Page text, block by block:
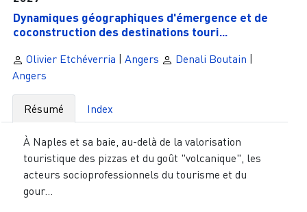
Dynamiques géographiques d'émergence et de
coconstruction des destinations touri...
Olivier Etchéverria Angers Denali Boutain
Angers
Résumé Index
À Naples et sa baie, au-delà de la valorisation
touristique des pizzas et du goût "volcanique", les
acteurs socioprofessionnels du tourisme et du
gour...